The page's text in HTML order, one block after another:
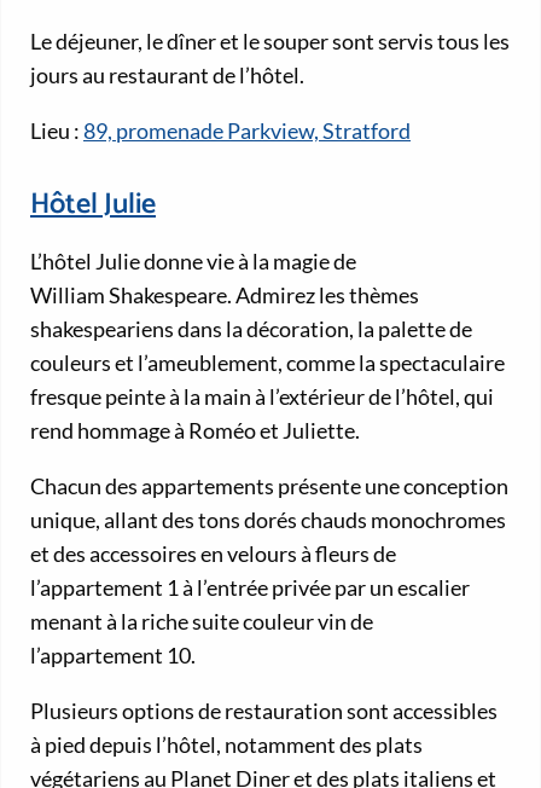
Le déjeuner, le dîner et le souper sont servis tous les
jours au restaurant de l’hôtel.
Lieu :89, promenade Parkview, Stratford
Hôtel Julie
L’hôtel Julie donne vie à la magie de
William Shakespeare. Admirez les thèmes
shakespeariens dans la décoration, la palette de
couleurs et l’ameublement, comme la spectaculaire
fresque peinte à la main à l’extérieur de l’hôtel, qui
rend hommage à Roméo et Juliette.
Chacun des appartements présente une conception
unique, allant des tons dorés chauds monochromes
et des accessoires en velours à fleurs de
l’appartement 1 à l’entrée privée par un escalier
menant à la riche suite couleur vin de
l’appartement 10.
Plusieurs options de restauration sont accessibles
à pied depuis l’hôtel, notamment des plats
végétariens au Planet Diner et des plats italiens et